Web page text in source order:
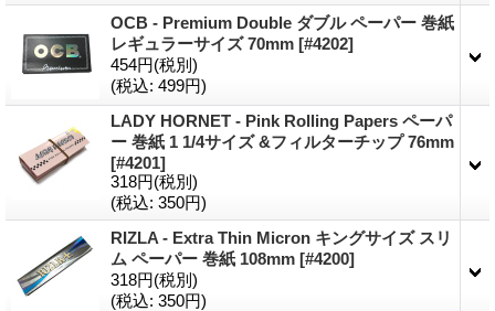
OCB - Premium Double ダブル ペーパー 巻紙
レギュラーサイズ 70mm [#4202]
454円(税別)
(税込: 499円)
LADY HORNET - Pink Rolling Papers ペーパ
ー 巻紙 1 1/4サイズ &フィルターチップ 76mm
[#4201]
318円(税別)
(税込: 350円)
RIZLA - Extra Thin Micron キングサイズ スリ
ム ペーパー 巻紙 108mm [#4200]
318円(税別)
(税込: 350円)